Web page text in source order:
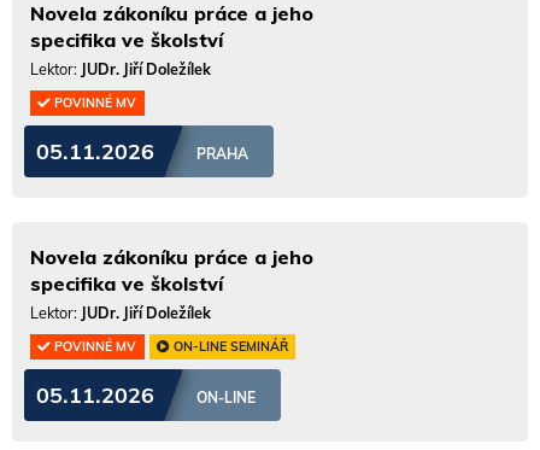
Novela zákoníku práce a jeho
specifika ve školství
Lektor: JUDr. Jiří Doležílek
POVINNÉ MV
05.11.2026 PRAHA
Novela zákoníku práce a jeho
specifika ve školství
Lektor: JUDr. Jiří Doležílek
POVINNÉ MV ON-LINE SEMINÁŘ
05.11.2026 ON-LINE